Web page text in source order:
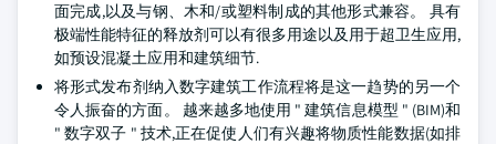
面完成,以及与钢、木和/或塑料制成的其他形式兼容。 具有
极端性能特征的释放剂可以有很多用途以及用于超卫生应用,
如预设混凝土应用和建筑细节.
将形式发布剂纳入数字建筑工作流程将是这一趋势的另一个
令人振奋的方面。 越来越多地使用 " 建筑信息模型 " (BIM)和
" 数字双子 " 技术,正在促使人们有兴趣将物质性能数据(如排